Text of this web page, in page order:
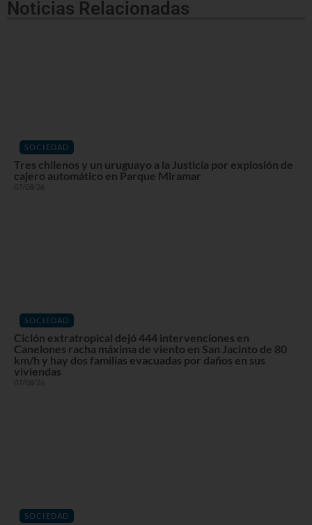
Noticias Relacionadas
SOCIEDAD
Tres chilenos y un uruguayo a la Justicia por explosión de
cajero automático en Parque Miramar
07/08/26
SOCIEDAD
Ciclón extratropical dejó 444 intervenciones en
Canelones racha máxima de viento en San Jacinto de 80
km/h y hay dos familias evacuadas por daños en sus
viviendas
07/08/26
SOCIEDAD